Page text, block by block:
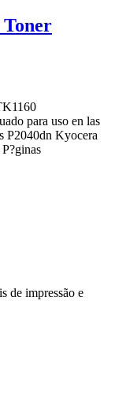
para uso en las
P2040dn Kyocera
de impressão e